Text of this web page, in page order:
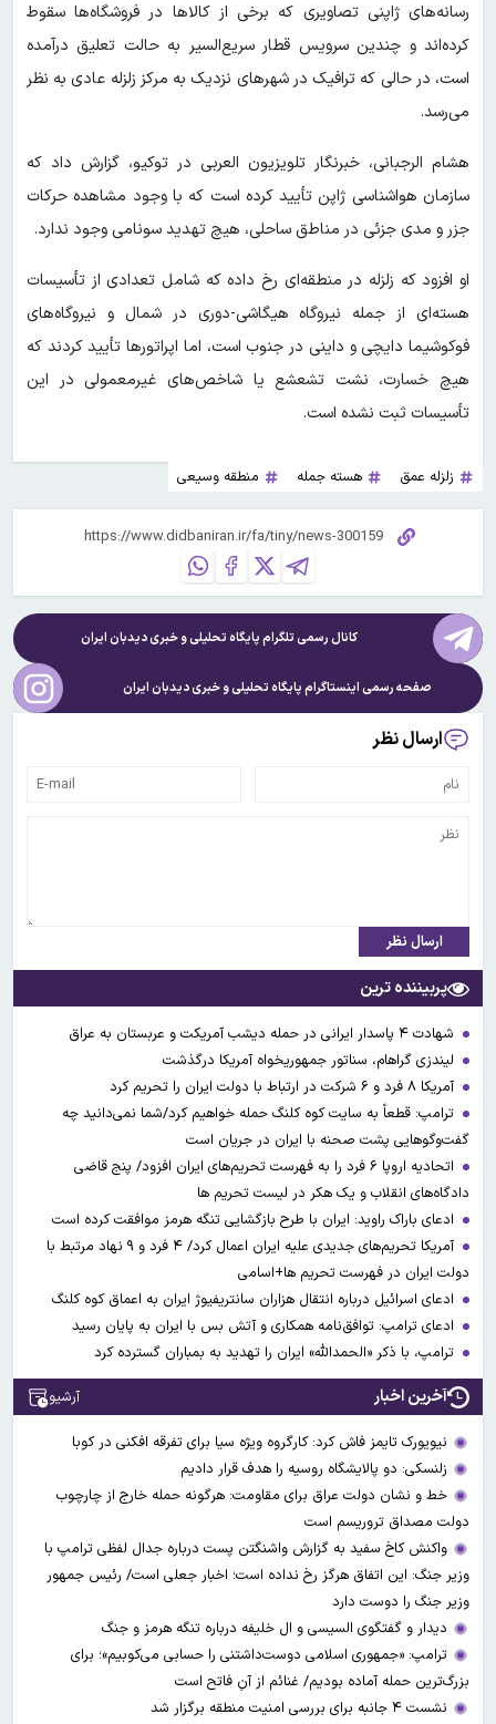
رسانه‌های ژاپنی تصاویری که برخی از کالاها در فروشگاه‌ها سقوط
کرده‌اند و چندین سرویس قطار سریع‌السیر به حالت تعلیق درآمده
است، در حالی که ترافیک در شهرهای نزدیک به مرکز زلزله عادی به نظر
می‌رسد.
هشام الرجبانی، خبرنگار تلویزیون العربی در توکیو، گزارش داد که
سازمان هواشناسی ژاپن تأیید کرده است که با وجود مشاهده حرکات
جزر و مدی جزئی در مناطق ساحلی، هیچ تهدید سونامی وجود ندارد.
او افزود که زلزله در منطقه‌ای رخ داده که شامل تعدادی از تأسیسات
هسته‌ای از جمله نیروگاه هیگاشی-دوری در شمال و نیروگاه‌های
فوکوشیما دایچی و داینی در جنوب است، اما اپراتورها تأیید کردند که
هیچ خسارت، نشت تشعشع یا شاخص‌های غیرمعمولی در این
تأسیسات ثبت نشده است.
زلزله عمق هسته جمله منطقه وسیعی
کانال رسمی تلگرام پایگاه تحلیلی و خبریدیدبان ایران
صفحه رسمی اینستاگرام پایگاه تحلیلی و خبریدیدبان ایران
ارسال نظر
ارسال نظر
پربیننده ترین
شهادت ۴ پاسدار ایرانی در حمله دیشب آمریکت و عربستان به عراق
لیندزی گراهام، سناتور جمهوریخواه آمریکا درگذشت
آمریکا ۸ فرد و ۶ شرکت در ارتباط با دولت ایران را تحریم کرد
ترامپ: قطعاً به سایت کوه کلنگ حمله خواهیم کرد/شما نمی‌دانید چه
گفت‌وگوهایی پشت صحنه با ایران در جریان است
اتحادیه اروپا ۶ فرد را به فهرست تحریم‌های ایران افزود/ پنج قاضی
دادگاه‌های انقلاب و یک هکر در لیست تحریم ها
ادعای باراک راوید: ایران با طرح بازگشایی تنگه هرمز موافقت کرده است
آمریکا تحریم‌های جدیدی علیه ایران اعمال کرد/ ۴ فرد و ۹ نهاد مرتبط با
دولت ایران در فهرست تحریم ها+اسامی
ادعای اسرائیل درباره انتقال هزاران سانتریفیوژ ایران به اعماق کوه کلنگ
ادعای ترامپ: توافق‌نامه همکاری و آتش بس با ایران به پایان رسید
ترامپ، با ذکر «الحمدالله» ایران را تهدید به بمباران گسترده کرد
آخرین اخبار آرشیو
نیویورک تایمز فاش کرد: کارگروه ویژه سیا برای تفرقه افکنی در کوبا
زلنسکی: دو پالایشگاه روسیه را هدف قرار دادیم
خط و نشان دولت عراق برای مقاومت: هرگونه حمله خارج از چارچوب
دولت مصداق تروریسم است
واکنش کاخ سفید به گزارش واشنگتن پست درباره جدال لفظی ترامپ با
وزیر جنگ: این اتفاق هرگز رخ نداده است؛ اخبار جعلی است/ رئیس جمهور
وزیر جنگ را دوست دارد
دیدار و گفتگوی السیسی و ال خلیفه درباره تنگه هرمز و جنگ
ترامپ: «جمهوری اسلامی دوست‌داشتنی را حسابی می‌کوبیم»؛ برای
بزرگ‌ترین حمله آماده بودیم/ غنائم از آنِ فاتح است
نشست ۴ جانبه برای بررسی امنیت منطقه برگزار شد